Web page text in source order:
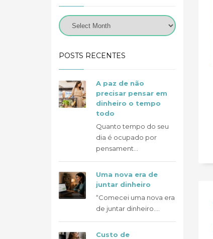
POSTS RECENTES
A paz de não
precisar pensar em
dinheiro o tempo
todo
Quanto tempo do seu
dia é ocupado por
pensament...
Uma nova era de
juntar dinheiro
“Comecei uma nova era
de juntar dinheiro....
Custo de